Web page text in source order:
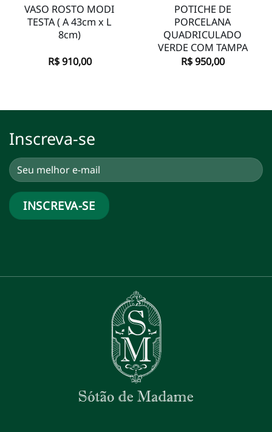
VASO ROSTO MODI
TESTA ( A 43cm x L
8cm)
R$910,00
POTICHE DE
PORCELANA
QUADRICULADO
VERDE COM TAMPA
R$950,00
Inscreva-se